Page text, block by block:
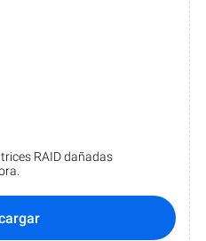
RAID dañadas